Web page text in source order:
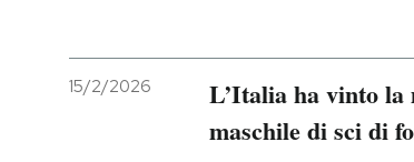
15/2/2026
L’Italia ha vinto la
maschile di sci di